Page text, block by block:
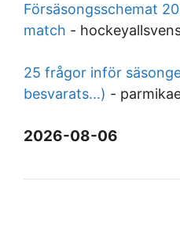
Försäsongsschemat
match -
25 frågor inför
besvarats...) -
2026-08-06